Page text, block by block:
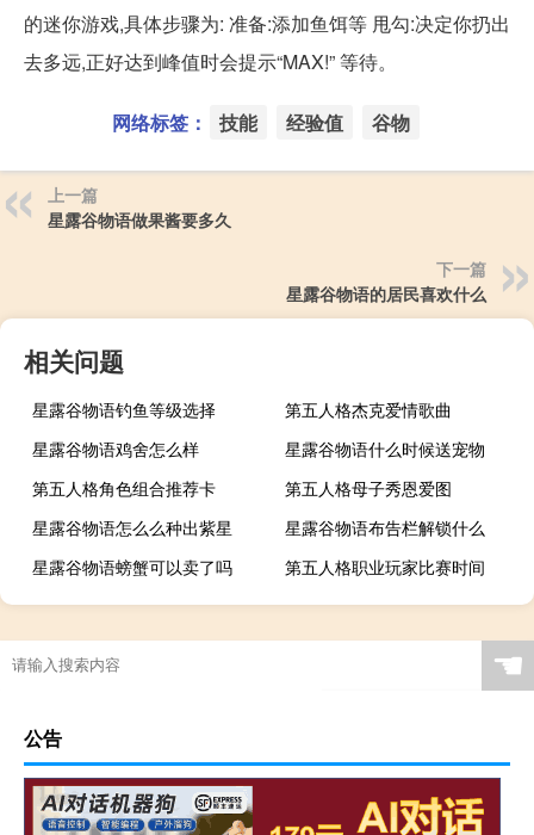
的迷你游戏,具体步骤为: 准备:添加鱼饵等 甩勾:决定你扔出
去多远,正好达到峰值时会提示“MAX!” 等待。
网络标签： 技能 经验值 谷物
上一篇
星露谷物语做果酱要多久
下一篇
星露谷物语的居民喜欢什么
相关问题
星露谷物语钓鱼等级选择
第五人格杰克爱情歌曲
星露谷物语鸡舍怎么样
星露谷物语什么时候送宠物
第五人格角色组合推荐卡
第五人格母子秀恩爱图
星露谷物语怎么么种出紫星
星露谷物语布告栏解锁什么
星露谷物语螃蟹可以卖了吗
第五人格职业玩家比赛时间
☚
公告